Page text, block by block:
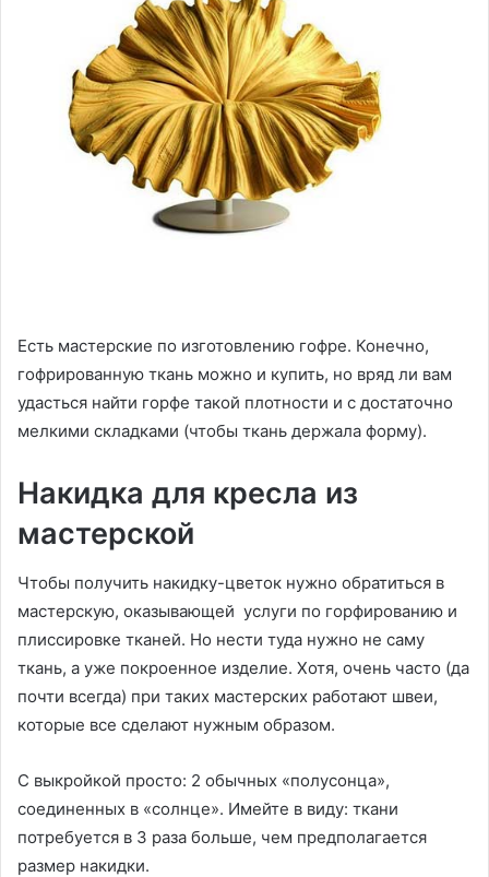
Есть мастерские по изготовлению гофре. Конечно,
гофрированную ткань можно и купить, но вряд ли вам
удасться найти горфе такой плотности и с достаточно
мелкими складками (чтобы ткань держала форму).
Накидка для кресла из
мастерской
Чтобы получить накидку-цветок нужно обратиться в
мастерскую, оказывающей услуги по горфированию и
плиссировке тканей. Но нести туда нужно не саму
ткань, а уже покроенное изделие. Хотя, очень часто (да
почти всегда) при таких мастерских работают швеи,
которые все сделают нужным образом.
С выкройкой просто: 2 обычных «полусонца»,
соединенных в «солнце». Имейте в виду: ткани
потребуется в 3 раза больше, чем предполагается
размер накидки.